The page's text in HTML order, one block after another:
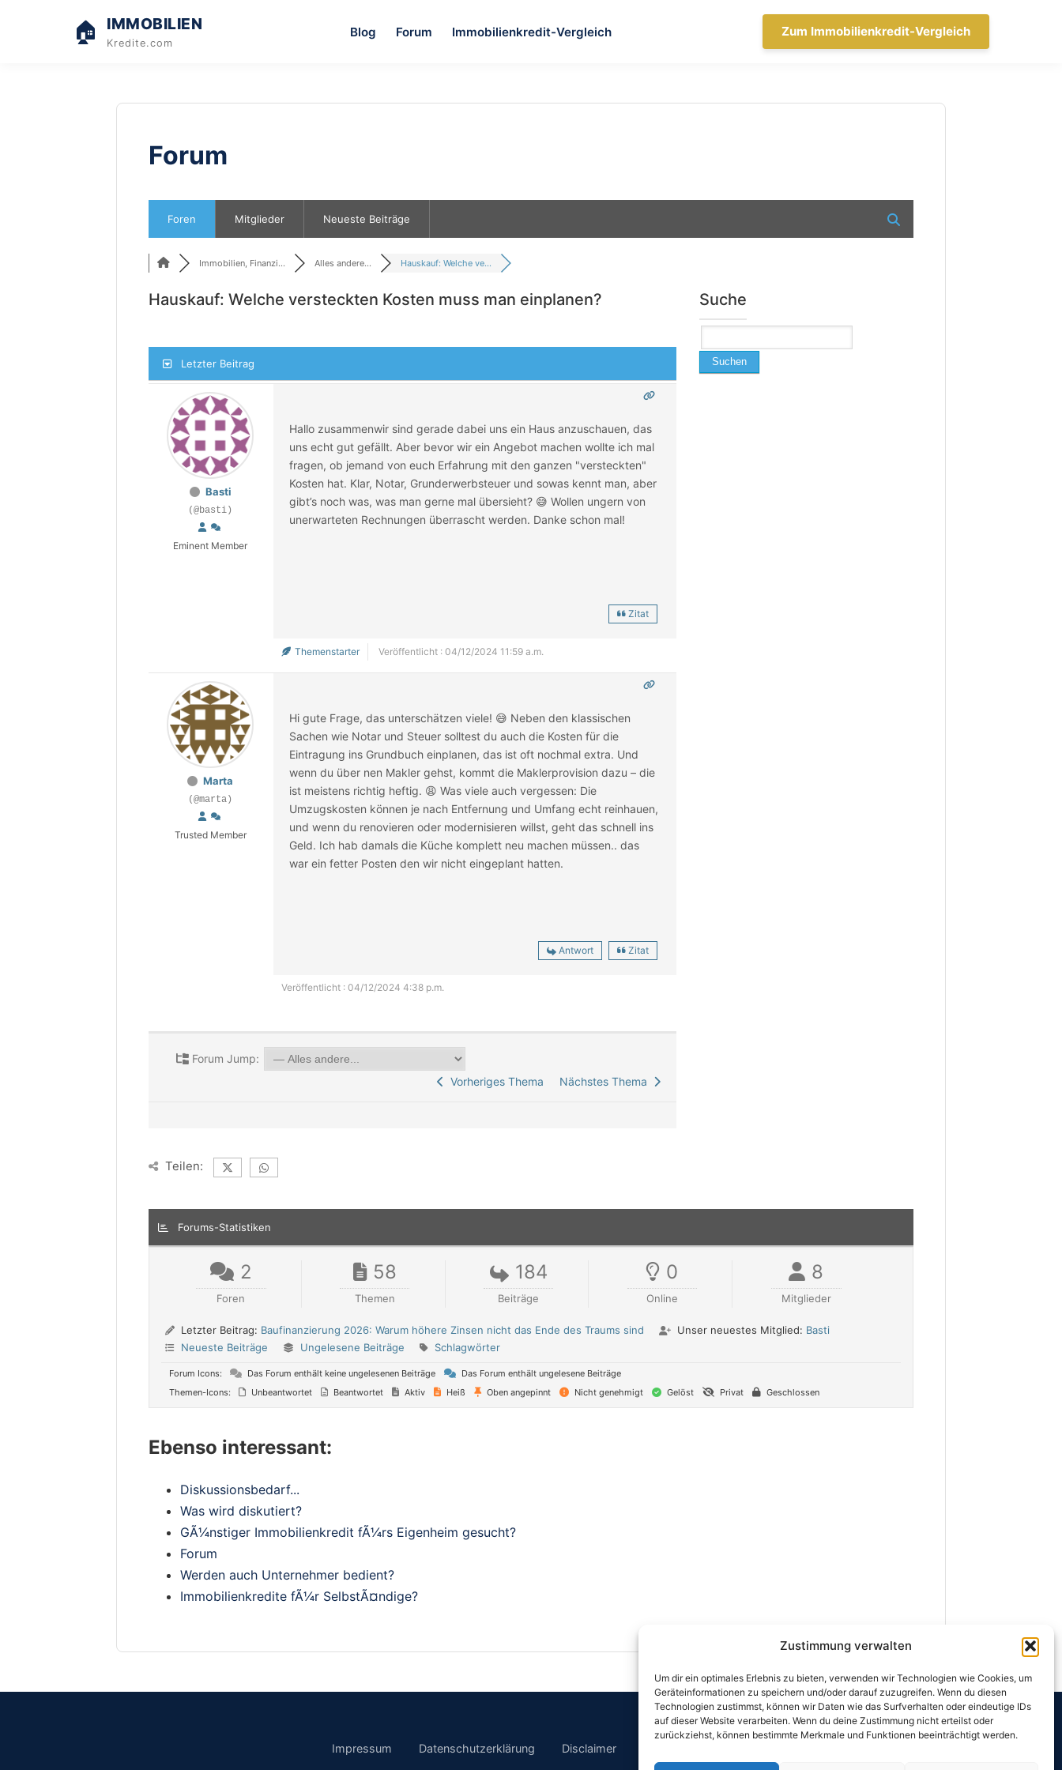
Zustimmung verwalten
Um dir ein optimales Erlebnis zu bieten, verwenden wir Technologien wie Cookies, um
Geräteinformationen zu speichern und/oder darauf zuzugreifen. Wenn du diesen
Technologien zustimmst, können wir Daten wie das Surfverhalten oder eindeutige IDs
auf dieser Website verarbeiten. Wenn du deine Zustimmung nicht erteilst oder
zurückziehst, können bestimmte Merkmale und Funktionen beeinträchtigt werden.
🏠 IMMOBILIEN
Kredite.com
Blog Forum Immobilienkredit-Vergleich Zum Immobilienkredit-Vergleich
Forum
Foren Mitglieder Neueste Beiträge
Immobilien, Finanzi... Alles andere... Hauskauf: Welche ve...
Hauskauf: Welche versteckten Kosten muss man einplanen?
Letzter Beitrag
Basti
(@basti)
Eminent Member
Hallo zusammenwir sind gerade dabei uns ein Haus anzuschauen, das
uns echt gut gefällt. Aber bevor wir ein Angebot machen wollte ich mal
fragen, ob jemand von euch Erfahrung mit den ganzen "versteckten"
Kosten hat. Klar, Notar, Grunderwerbsteuer und sowas kennt man, aber
gibt’s noch was, was man gerne mal übersieht? 😅 Wollen ungern von
unerwarteten Rechnungen überrascht werden. Danke schon mal!
Zitat
Themenstarter Veröffentlicht : 04/12/2024 11:59 a.m.
Marta
(@marta)
Trusted Member
Hi gute Frage, das unterschätzen viele! 😅 Neben den klassischen
Sachen wie Notar und Steuer solltest du auch die Kosten für die
Eintragung ins Grundbuch einplanen, das ist oft nochmal extra. Und
wenn du über nen Makler gehst, kommt die Maklerprovision dazu – die
ist meistens richtig heftig. 😩 Was viele auch vergessen: Die
Umzugskosten können je nach Entfernung und Umfang echt reinhauen,
und wenn du renovieren oder modernisieren willst, geht das schnell ins
Geld. Ich hab damals die Küche komplett neu machen müssen.. das
war ein fetter Posten den wir nicht eingeplant hatten.
Antwort Zitat
Veröffentlicht : 04/12/2024 4:38 p.m.
Forum Jump:
Vorheriges Thema
Nächstes Thema
Suche
nach:
Teilen:
Forums-Statistiken
2
Foren
58
Themen
184
Beiträge
0
Online
8
Mitglieder
Letzter Beitrag: Baufinanzierung 2026: Warum höhere Zinsen nicht das Ende des Traums sind Unser neuestes Mitglied: Basti
Neueste Beiträge
Ungelesene Beiträge Schlagwörter
Forum Icons: Das Forum enthält keine ungelesenen Beiträge
Das Forum enthält ungelesene Beiträge
Themen-Icons:
Unbeantwortet Beantwortet Aktiv Heiß Oben angepinnt Nicht genehmigt Gelöst Privat Geschlossen
Ebenso interessant:
Diskussionsbedarf...
Was wird diskutiert?
GÃ¼nstiger Immobilienkredit fÃ¼rs Eigenheim gesucht?
Forum
Werden auch Unternehmer bedient?
Immobilienkredite fÃ¼r SelbstÃ¤ndige?
Impressum Datenschutzerklärung Disclaimer